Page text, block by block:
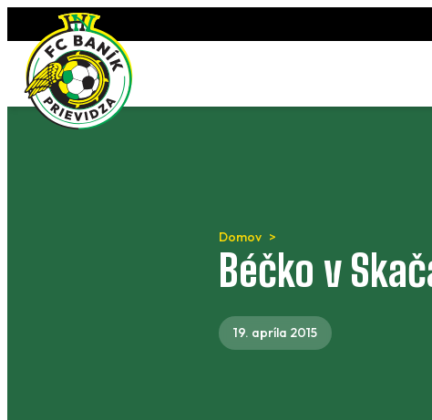
Preskočiť
na
obsah
Domov
Béčko v
19. apríla 2015